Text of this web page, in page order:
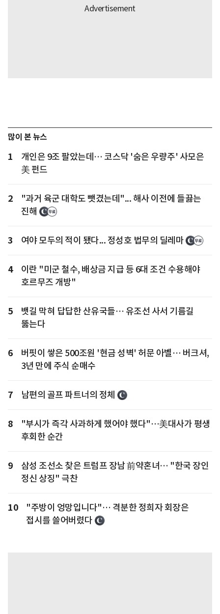
많이 본 뉴스
1
개인은 9조 팔았는데… 코스닥 '숨은 우량주' 사모은
美 펀드
2
"과거 육군 대학도 뺏겼는데"... 해사 이전에 들끓는
진해
3 여야 모두의 적이 됐다... 정성호 법무의 딜레마
4
이란 "미군 철수, 배상금 지급 등 6대 조건 수용해야
호르무즈 개방"
5
뱃길 막혀 답답한 산유국들… 유조선 사서 기름길
뚫는다
6
버핏이 쌓은 500조원 '현금 성벽' 허문 아벨… 버크셔,
3년 만에 주식 순매수
7 남편의 골프 파트너의 정체
8
"부시가 즉각 사과하게 했어야 했다"…美대사가 평생
후회한 순간
9
삼성 조선소 찾은 트럼프 장남 前약혼녀… "한국 장인
정신 상징" 극찬
10
"주방이 엉망입니다"… 격분한 정희자 회장은
접시를 쓸어버렸다